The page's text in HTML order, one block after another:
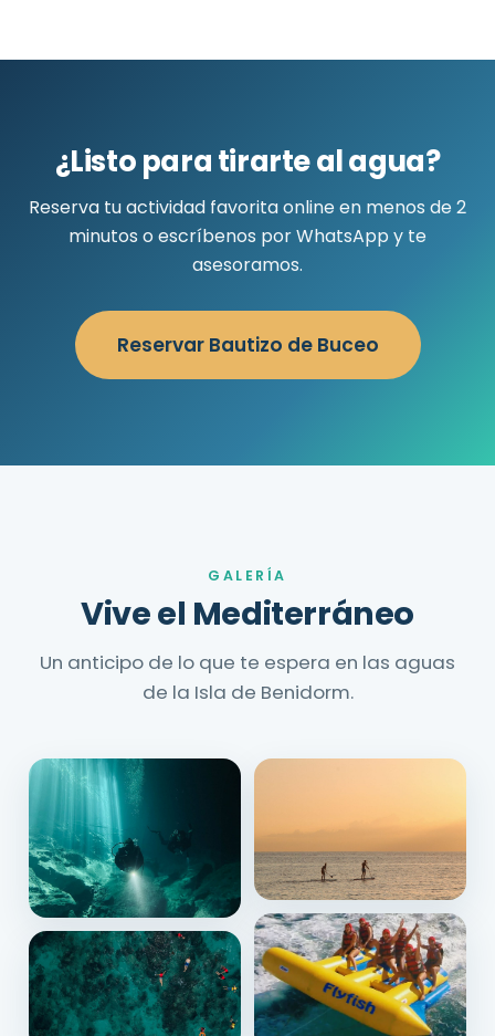
¿Listo para tirarte al agua?
Reserva tu actividad favorita online en menos de 2
minutos o escríbenos por WhatsApp y te
asesoramos.
Reservar Bautizo de Buceo
GALERÍA
Vive el Mediterráneo
Un anticipo de lo que te espera en las aguas
de la Isla de Benidorm.